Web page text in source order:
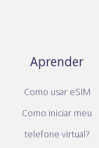
Aprender
Como usar eSIM
Como iniciar meu
telefone virtual?